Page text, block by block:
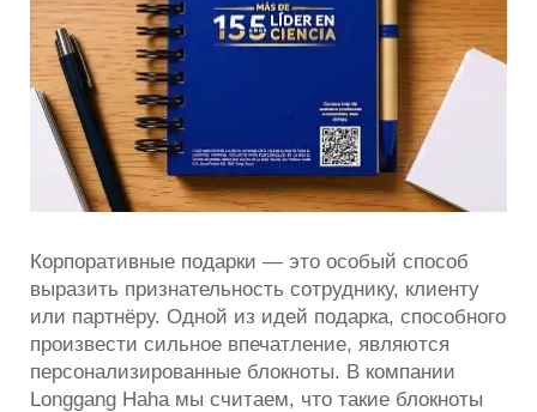
Корпоративные подарки — это особый способ
выразить признательность сотруднику, клиенту
или партнёру. Одной из идей подарка, способного
произвести сильное впечатление, являются
персонализированные блокноты. В компании
Longgang Haha мы считаем, что такие блокноты